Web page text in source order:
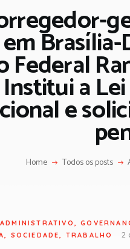
a
e
Home Todos os posts
,
, SOCIEDADE, TRABALHO 2